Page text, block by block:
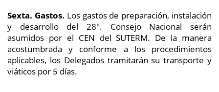
Sexta. Gastos. Los gastos de preparación, instalación
y desarrollo del 28°. Consejo Nacional serán
asumidos por el CEN del SUTERM. De la manera
acostumbrada y conforme a los procedimientos
aplicables, los Delegados tramitarán su transporte y
viáticos por 5 días.